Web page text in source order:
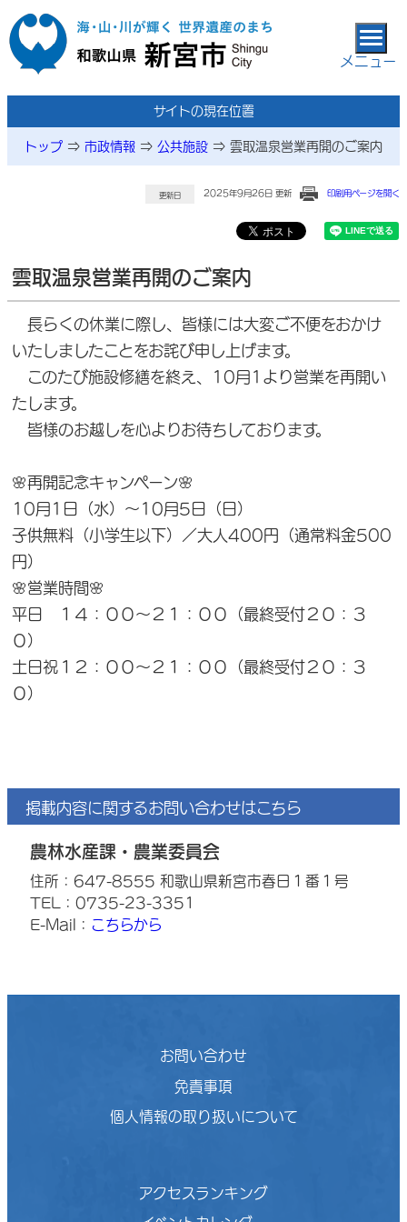
本文へ移動
メニュー
サイトの現在位置
トップ ⇒ 市政情報 ⇒ 公共施設 ⇒ 雲取温泉営業再開のご案内
更新日 2025年9月26日 更新 印刷用ページを開く
雲取温泉営業再開のご案内
長らくの休業に際し、皆様には大変ご不便をおかけ
いたしましたことをお詫び申し上げます。
このたび施設修繕を終え、10月1より営業を再開い
たします。
皆様のお越しを心よりお待ちしております。
🌸再開記念キャンペーン🌸
10月1日（水）～10月5日（日）
子供無料（小学生以下）／大人400円（通常料金500
円）
🌸営業時間🌸
平日 １４：００～２１：００（最終受付２０：３
０）
土日祝１２：００～２１：００（最終受付２０：３
０）
掲載内容に関するお問い合わせはこちら
農林水産課・農業委員会
住所：647-8555 和歌山県新宮市春日１番１号
TEL：0735-23-3351
E-Mail： こちらから
お問い合わせ
免責事項
個人情報の取り扱いについて
アクセスランキング